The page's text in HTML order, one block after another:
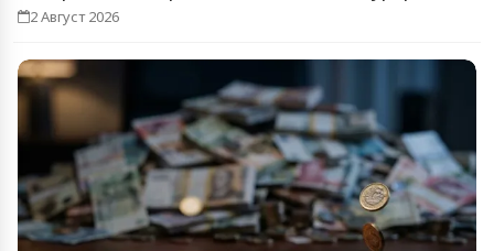
2 Август 2026